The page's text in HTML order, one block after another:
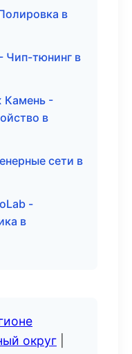
в
тюнинг в
Камень -
в
сети в
-
в
округ